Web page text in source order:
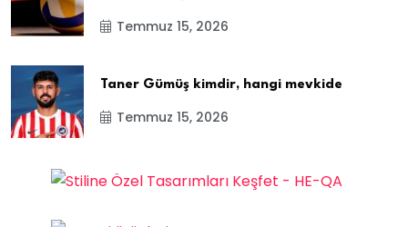
Temmuz 15, 2026
Taner Gümüş kimdir, hangi mevkide
Temmuz 15, 2026